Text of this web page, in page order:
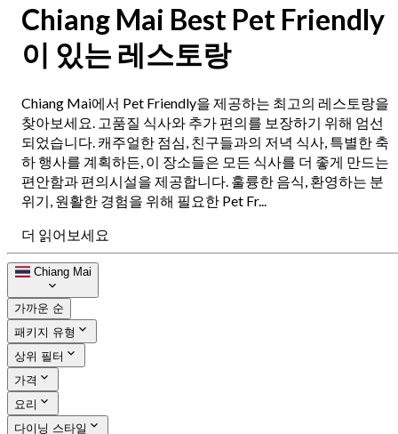
Chiang Mai Best Pet Friendly
이 있는 레스토랑
Chiang Mai에서 Pet Friendly을 제공하는 최고의 레스토랑을
찾아보세요. 고품질 식사와 추가 편의를 보장하기 위해 엄선
되었습니다. 캐주얼한 점심, 친구들과의 저녁 식사, 특별한 축
하 행사를 계획하든, 이 장소들은 모든 식사를 더 좋게 만드는
편안함과 편의시설을 제공합니다. 훌륭한 음식, 환영하는 분
위기, 원활한 경험을 위해 필요한 Pet Fr...
더 읽어보세요
Chiang Mai
가까운 순
패키지 유형
상위 필터
가격
요리
다이닝 스타일